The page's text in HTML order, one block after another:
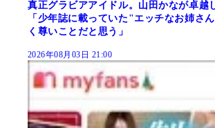
真正グラビアアイドル。山田かなが卓越
「少年誌に載っていた"エッチなお姉さ
く尊いことだと思う」
2026年08月03日 21:00